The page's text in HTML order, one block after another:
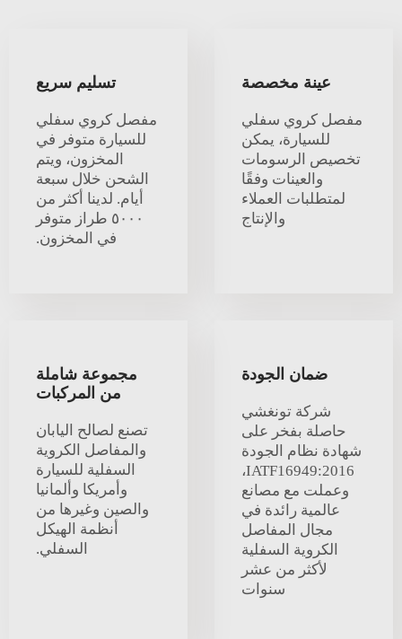
عينة مخصصة
مفصل كروي سفلي
للسيارة، يمكن
تخصيص الرسومات
والعينات وفقًا
لمتطلبات العملاء
والإنتاج
تسليم سريع
مفصل كروي سفلي
للسيارة متوفر في
المخزون، ويتم
الشحن خلال سبعة
أيام. لدينا أكثر من
٥٠٠٠ طراز متوفر
في المخزون.
ضمان الجودة
شركة تونغشي
حاصلة بفخر على
شهادة نظام الجودة
IATF16949:2016،
وعملت مع مصانع
عالمية رائدة في
مجال المفاصل
الكروية السفلية
لأكثر من عشر
سنوات
مجموعة شاملة
من المركبات
تصنع لصالح اليابان
والمفاصل الكروية
السفلية للسيارة
وأمريكا وألمانيا
والصين وغيرها من
أنظمة الهيكل
السفلي.